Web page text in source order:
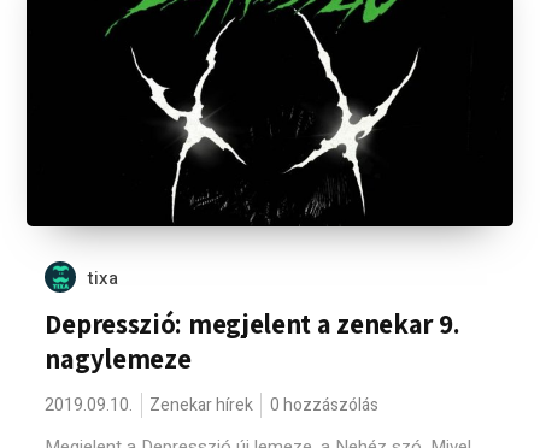
tixa
Depresszió: megjelent a zenekar 9.
nagylemeze
2019.09.10. Zenekar hírek 0 hozzászólás